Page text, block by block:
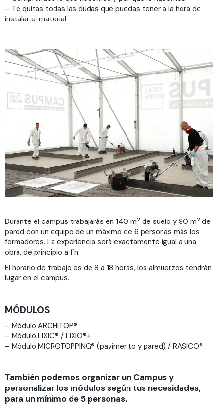
– Te quitas todas las dudas que puedas tener a la hora de
instalar el material
Durante el campus trabajarás en 140 m2 de suelo y 90 m2 de
pared con un equipo de un máximo de 6 personas más los
formadores. La experiencia será exactamente igual a una
obra, de principio a fin.
El horario de trabajo es de 8 a 18 horas, los almuerzos tendrán
lugar en el campus.
MÓDULOS
– Módulo ARCHITOP®
– Módulo LIXIO® / LIXIO®+
– Módulo MICROTOPPING® (pavimento y pared) / RASICO®
También podemos organizar un Campus y
personalizar los módulos según tus necesidades,
para un mínimo de 5 personas.